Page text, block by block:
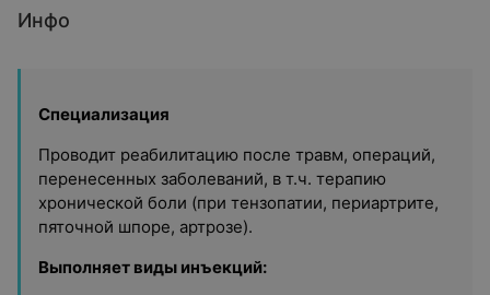
Инфо
Специализация
Проводит реабилитацию после травм, операций,
перенесенных заболеваний, в т.ч. терапию
хронической боли (при тензопатии, периартрите,
пяточной шпоре, артрозе).
Выполняет виды инъекций: